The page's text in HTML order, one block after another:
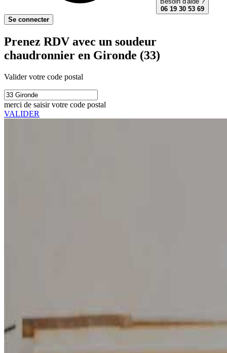
06 19 30 53 69
Se connecter
Prenez RDV avec un soudeur
chaudronnier en Gironde (33)
Valider votre code postal
merci de saisir votre code postal
VALIDER